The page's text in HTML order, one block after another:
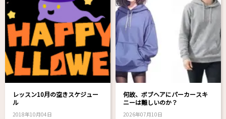
レッスン10月の空きスケジュー
ル
2018年10月04日
何故、ボブヘアにパーカースキ
ニーは難しいのか？
2026年07月10日